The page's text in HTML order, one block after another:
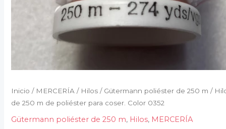
Inicio / MERCERÍA / Hilos / Gütermann poliéster de 250 m /
de 250 m de poliéster para coser. Color 0352
Gütermann poliéster de 250 m, Hilos, MERCERÍA